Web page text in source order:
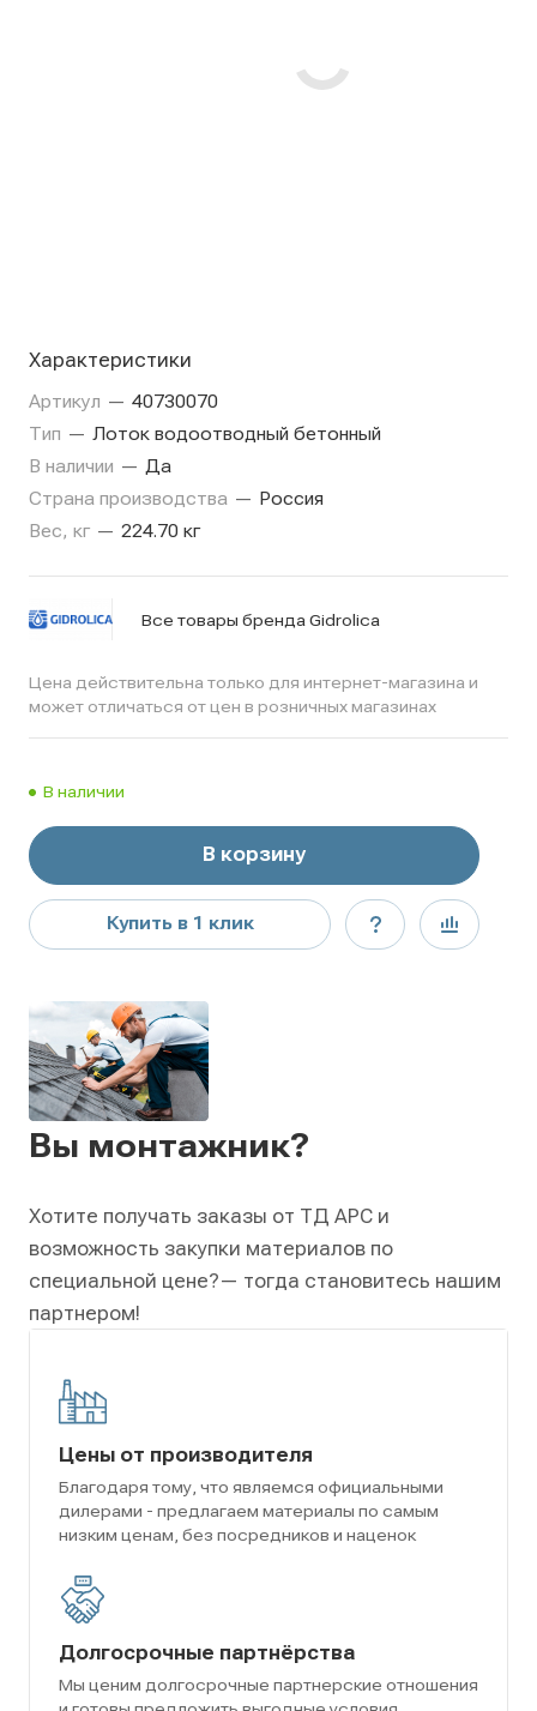
Характеристики
Артикул — 40730070
Тип — Лоток водоотводный бетонный
В наличии — Да
Страна производства — Россия
Вес, кг — 224.70 кг
Все товары бренда Gidrolica
Цена действительна только для интернет-магазина и
может отличаться от цен в розничных магазинах
В наличии
В корзину
Купить в 1 клик
Вы монтажник?
Хотите получать заказы от ТД АРС и
возможность закупки материалов по
специальной цене?— тогда становитесь нашим
партнером!
Цены от производителя
Благодаря тому, что являемся официальными
дилерами - предлагаем материалы по самым
низким ценам, без посредников и наценок
Долгосрочные партнёрства
Мы ценим долгосрочные партнерские отношения